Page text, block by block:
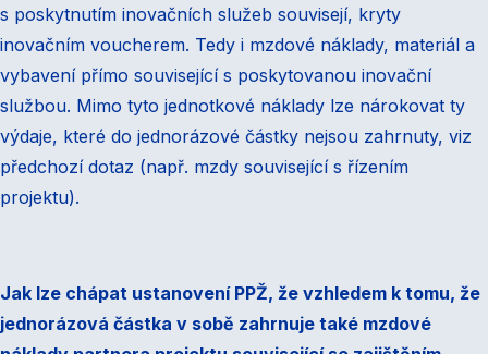
s poskytnutím inovačních služeb souvisejí, kryty
inovačním voucherem. Tedy i mzdové náklady, materiál a
vybavení přímo související s poskytovanou inovační
službou. Mimo tyto jednotkové náklady lze nárokovat ty
výdaje, které do jednorázové částky nejsou zahrnuty, viz
předchozí dotaz (např. mzdy související s řízením
projektu).
Jak lze chápat ustanovení PPŽ, že vzhledem k tomu, že
jednorázová částka v sobě zahrnuje také mzdové